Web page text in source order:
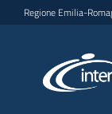
Vai al contenuto
Vai alla navigazione
Vai al footer
Regione Emilia-